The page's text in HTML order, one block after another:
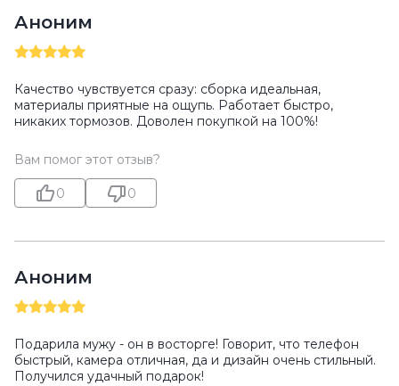
Аноним
Качество чувствуется сразу: сборка идеальная,
материалы приятные на ощупь. Работает быстро,
никаких тормозов. Доволен покупкой на 100%!
Вам помог этот отзыв?
0 0
Аноним
Подарила мужу - он в восторге! Говорит, что телефон
быстрый, камера отличная, да и дизайн очень стильный.
Получился удачный подарок!